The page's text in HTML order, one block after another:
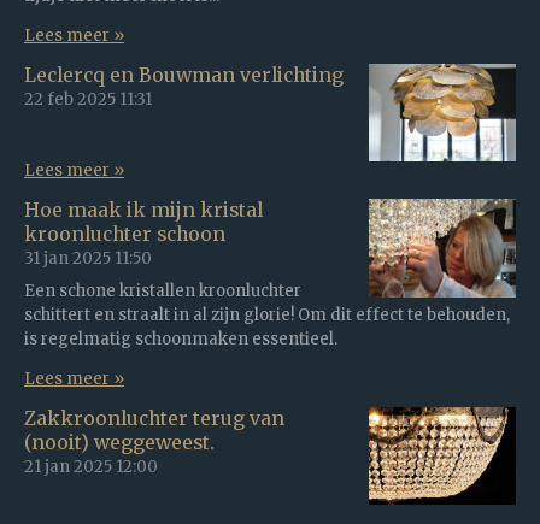
Lees meer »
Leclercq en Bouwman verlichting
22 feb 2025 11:31
Lees meer »
Hoe maak ik mijn kristal
kroonluchter schoon
31 jan 2025 11:50
Een schone kristallen kroonluchter
schittert en straalt in al zijn glorie! Om dit effect te behouden,
is regelmatig schoonmaken essentieel.
Lees meer »
Zakkroonluchter terug van
(nooit) weggeweest.
21 jan 2025 12:00